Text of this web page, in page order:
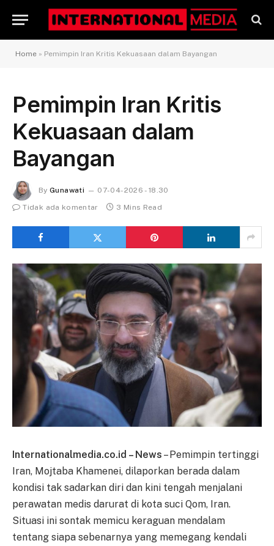
Home » Pemimpin Iran Kritis Kekuasaan dalam Bayangan
Pemimpin Iran Kritis
Kekuasaan dalam
Bayangan
By Gunawati
07-04-2026 - 18.30
Tidak ada komentar
3 Mins Read
Internationalmedia.co.id – News – Pemimpin tertinggi
Iran, Mojtaba Khamenei, dilaporkan berada dalam
kondisi tak sadarkan diri dan kini tengah menjalani
perawatan medis darurat di kota suci Qom, Iran.
Situasi ini sontak memicu keraguan mendalam
tentang siapa sebenarnya yang memegang kendali